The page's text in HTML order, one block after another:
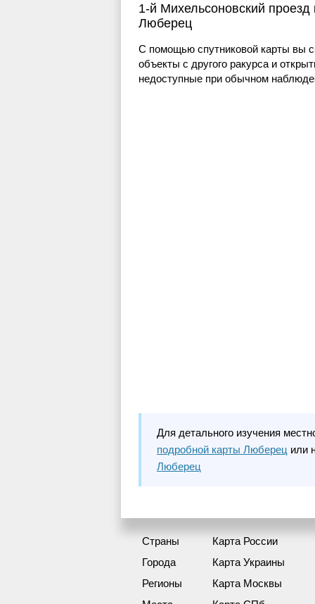
1-й Михельсоновский проезд
Люберец
С помощью спутниковой карты вы
объекты с другого ракурса и
недоступные при обычном
Для детального изучения
подробной карты Люберец или
Люберец
Страны
Города
Регионы
Карта России
Карта Украины
Карта Москвы